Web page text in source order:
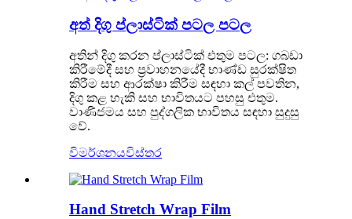
අත් දිගු ප්ලාස්ටික් පටල පටල
අතින් දිගු කරන ප්ලාස්ටික් එතුම පටල: ගබඩා
කිරීමේදී සහ ප්‍රවාහනයේදී භාණ්ඩ සුරක්ෂිත
කිරීම සහ ආරක්ෂා කිරීම සඳහා කල් පවතින,
දිගු කළ හැකි සහ භාවිතයට පහසු එතුම.
වාණිජමය සහ පුද්ගලික භාවිතය සඳහා සුදුසු
වේ.
විමර්ශනයවිස්තර
Hand Stretch Wrap Film